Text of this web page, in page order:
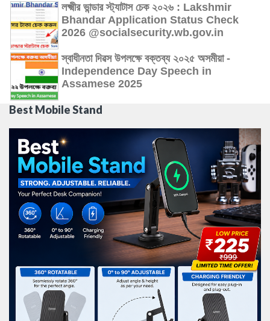
লক্ষ্মীর ভান্ডার স্ট্যাটাস চেক ২০২৬ : Lakshmir
Bhandar Application Status Check
2026 @socialsecurity.wb.gov.in
স্বাধীনতা দিৱস উপলক্ষে বক্তব্য ২০২৫ অসমীয়া -
Independence Day Speech in
Assamese 2025
Best Mobile Stand